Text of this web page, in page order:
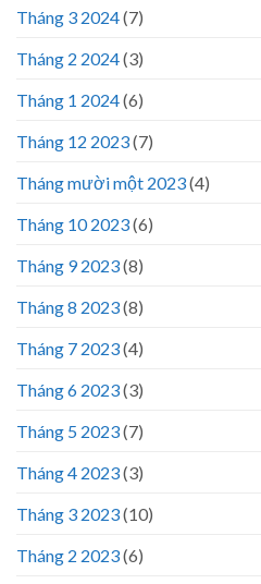
Tháng 3 2024(7)
Tháng 2 2024(3)
Tháng 1 2024(6)
Tháng 12 2023(7)
Tháng mười một 2023(4)
Tháng 10 2023(6)
Tháng 9 2023(8)
Tháng 8 2023(8)
Tháng 7 2023(4)
Tháng 6 2023(3)
Tháng 5 2023(7)
Tháng 4 2023(3)
Tháng 3 2023(10)
Tháng 2 2023(6)